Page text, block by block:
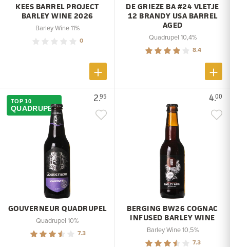
KEES BARREL PROJECT
BARLEY WINE 2026
Barley Wine 11%
0
DE GRIEZE BA #24 VLETJE
12 BRANDY USA BARREL
AGED
Quadrupel 10,4%
8.4
2.95
TOP 10
QUADRUPEL
GOUVERNEUR QUADRUPEL
Quadrupel 10%
7.3
4.00
BERGING BW26 COGNAC
INFUSED BARLEY WINE
Barley Wine 10,5%
7.3